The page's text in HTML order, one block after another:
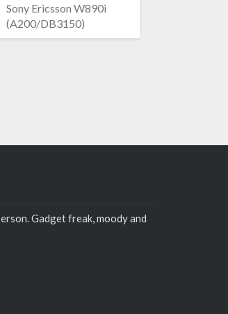
Sony Ericsson W890i
(A200/DB3150)
Gadget freak, moody and